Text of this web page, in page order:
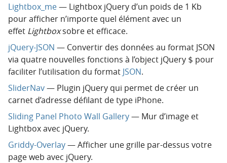
Lightbox_me— Lightbox jQuery d’un poids de 1 Kb
pour afficher n’importe quel élément avec un
effet Lightboxsobre et efficace.
jQuery-JSON — Convertir des données au format JSON
via quatre nouvelles fonctions à l’object jQuery $ pour
faciliter l’utilisation du format JSON.
SliderNav— Plugin jQuery qui permet de créer un
carnet d’adresse défilant de type iPhone.
Sliding Panel Photo Wall Gallery— Mur d’image et
Lightbox avec jQuery.
Griddy-Overlay— Afficher une grille par-dessus votre
page web avec jQuery.